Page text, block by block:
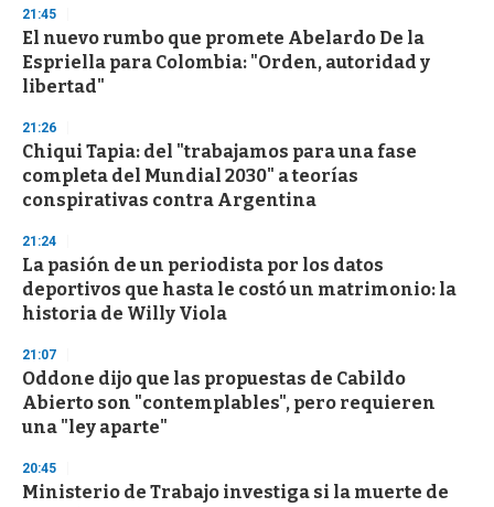
d
s
21:45
El nuevo rumbo que promete Abelardo De la
Espriella para Colombia: "Orden, autoridad y
libertad"
21:26
Chiqui Tapia: del "trabajamos para una fase
completa del Mundial 2030" a teorías
conspirativas contra Argentina
21:24
La pasión de un periodista por los datos
deportivos que hasta le costó un matrimonio: la
historia de Willy Viola
21:07
Oddone dijo que las propuestas de Cabildo
Abierto son "contemplables", pero requieren
una "ley aparte"
20:45
Ministerio de Trabajo investiga si la muerte de